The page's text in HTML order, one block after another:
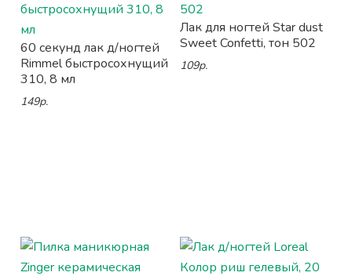
60 секунд лак д/ногтей
Rimmel быстросохнущий
310, 8 мл
149р.
Лак для ногтей Star dust
Sweet Confetti, тон 502
109р.